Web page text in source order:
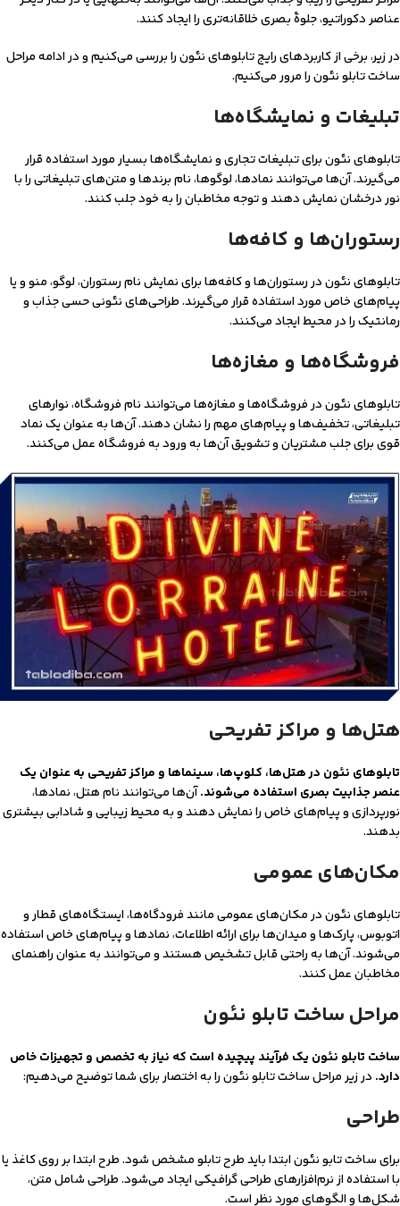
عناصر دکوراتیو، جلوۀ بصری خلاقانه‌تری را ایجاد کنند.
در زیر، برخی از کاربردهای رایج تابلوهای نئون را بررسی می‌کنیم و در ادامه مراحل
ساخت تابلو نئون را مرور می‌کنیم.
تبلیغات و نمایشگاه‌ها
تابلوهای نئون برای تبلیغات تجاری و نمایشگاه‌ها بسیار مورد استفاده قرار
می‌گیرند. آن‌ها می‌توانند نمادها، لوگوها، نام برندها و متن‌های تبلیغاتی را با
نور درخشان نمایش دهند و توجه مخاطبان را به خود جلب کنند.
رستوران‌ها و کافه‌ها
تابلوهای نئون در رستوران‌ها و کافه‌ها برای نمایش نام رستوران، لوگو، منو و یا
پیام‌های خاص مورد استفاده قرار می‌گیرند. طراحی‌های نئونی حسی جذاب و
رمانتیک را در محیط ایجاد می‌کنند.
فروشگاه‌ها و مغازه‌ها
تابلوهای نئون در فروشگاه‌ها و مغازه‌ها می‌توانند نام فروشگاه، نوارهای
تبلیغاتی، تخفیف‌ها و پیام‌های مهم را نشان دهند. آن‌ها به عنوان یک نماد
قوی برای جلب مشتریان و تشویق آن‌ها به ورود به فروشگاه عمل می‌کنند.
هتل‌ها و مراکز تفریحی
تابلوهای نئون در هتل‌ها، کلوپ‌ها، سینماها و مراکز تفریحی به عنوان یک
عنصر جذابیت بصری استفاده می‌شوند.آن‌ها می‌توانند نام هتل، نمادها،
نورپردازی و پیام‌های خاص را نمایش دهند و به محیط زیبایی و شادابی بیشتری
بدهند.
مکان‌های عمومی
تابلوهای نئون در مکان‌های عمومی مانند فرودگاه‌ها، ایستگاه‌های قطار و
اتوبوس، پارک‌ها و میدان‌ها برای ارائه اطلاعات، نمادها و پیام‌های خاص استفاده
می‌شوند. آن‌ها به راحتی قابل تشخیص هستند و می‌توانند به عنوان راهنمای
مخاطبان عمل کنند.
مراحل ساخت تابلو نئون
ساخت تابلو نئون یک فرآیند پیچیده است که نیاز به تخصص و تجهیزات خاص
دارد. در زیر مراحل ساخت تابلو نئون را به اختصار برای شما توضیح می‌دهیم:
طراحی
برای ساخت تابو نئون ابتدا باید طرح تابلو مشخص شود. طرح ابتدا بر روی کاغذ یا
با استفاده از نرم‌افزارهای طراحی گرافیکی ایجاد می‌شود. طراحی شامل متن،
شکل‌ها و الگوهای مورد نظر است.